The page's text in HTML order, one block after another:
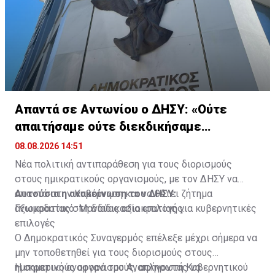
Απαντά σε Αντωνίου ο ΔΗΣΥ: «Ούτε
απαιτήσαμε ούτε διεκδικήσαμε
διορισμούς»
08.08.2026 14:51
Νέα πολιτική αντιπαράθεση για τους διορισμούς
στους ημικρατικούς οργανισμούς, με τον ΔΗΣΥ να
απαντά στην Κυβέρνηση και να θέτει ζήτημα
αξιοκρατίας στη διαδικασία επιλογής.
Αυτούσια η ανακοίνωση του ΔΗΣΥ:
Γνωμοδοτικό: Μανδύας αξιοκρατίας για κυβερνητικές
επιλογές
Ο Δημοκρατικός Συναγερμός επέλεξε μέχρι σήμερα να
μην τοποθετηθεί για τους διορισμούς στους
ημικρατικούς οργανισμούς, αφήνοντας να
Η σημερινή αναφορά του Αναπληρωτή Κυβερνητικού